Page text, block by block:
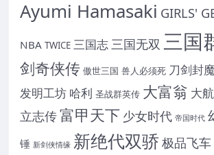
Ayumi Hamasaki GIRLS'
NBA TWICE 三国志 三国无双 三国
剑奇侠传 傲世三国 兽人必须死 刀剑封
发明工坊 哈利 圣战群英传 大富翁 大
立志传富甲天下 少女时代 帝国时代
锤 新剑侠情缘 新绝代双骄 极品飞车